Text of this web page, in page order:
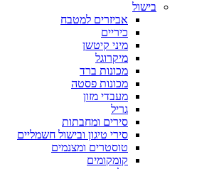
בישול
אביזרים למטבח
כיריים
מיני קיטשן
מיקרוגל
מכונות ברד
מכונות פסטה
מעבדי מזון
גריל
סירים ומחבתות
סירי טיגון ובישול חשמליים
טוסטרים ומצנמים
קומקומים